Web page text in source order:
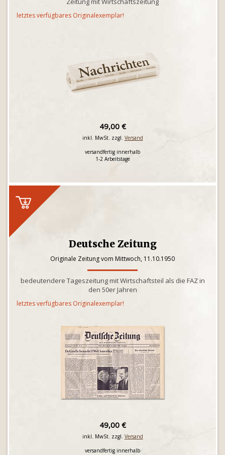
letztes verfügbares Originalexemplar!
49,00 €
inkl. MwSt. zzgl. Versand
versandfertig innerhalb
1-2 Arbeitstage
Deutsche Zeitung
Originale Zeitung vom Mittwoch, 11.10.1950
bedeutendere Tageszeitung mit Wirtschaftsteil als die FAZ in
den 50er Jahren
letztes verfügbares Originalexemplar!
49,00 €
inkl. MwSt. zzgl. Versand
versandfertig innerhalb